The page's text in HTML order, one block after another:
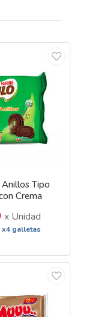
Tipo
Crema
x Unidad
x4 galletas